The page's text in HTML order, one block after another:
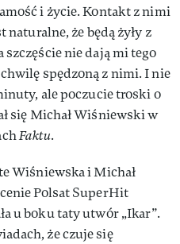
i życie. Kontakt z nimi
naturalne, że będą żyły z
nie dają mi tego
spędzoną z nimi. I nie
ale poczucie troski o
się Michał Wiśniewski w
Faktu.
Wiśniewska i Michał
Polsat SuperHit
u boku taty utwór „Ikar”.
że czuje się